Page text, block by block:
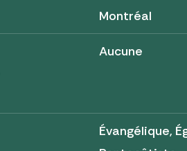
Montréal
Aucune
Évangélique,